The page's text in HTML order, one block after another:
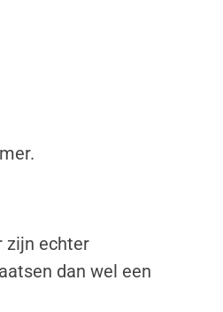
zijn echter
dan wel een